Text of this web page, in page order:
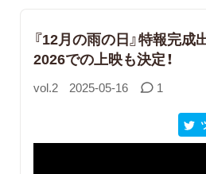
『12月の雨の日』特報完成
2026での上映も決定！
vol.2 2025-05-16 1